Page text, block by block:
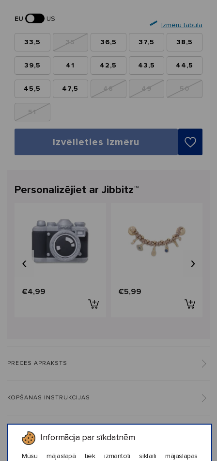
Informācija par sīkdatnēm
Mūsu mājaslapā tiek izmantoti sīkfaili mājaslapas
EU
US
Izmēru tabula
33,5 35 36,5 37,5 38,5
39,5 41 42,5 43,5 44,5
45,5 47,5 48 49 50
51
Izvēlieties izmēru
Personalizējiet ar Jibbitz™
€4,99 €5,99
‹ ›
PRECES APRAKSTS
KOPŠANAS INSTRUKCIJAS
PAR CROCS™